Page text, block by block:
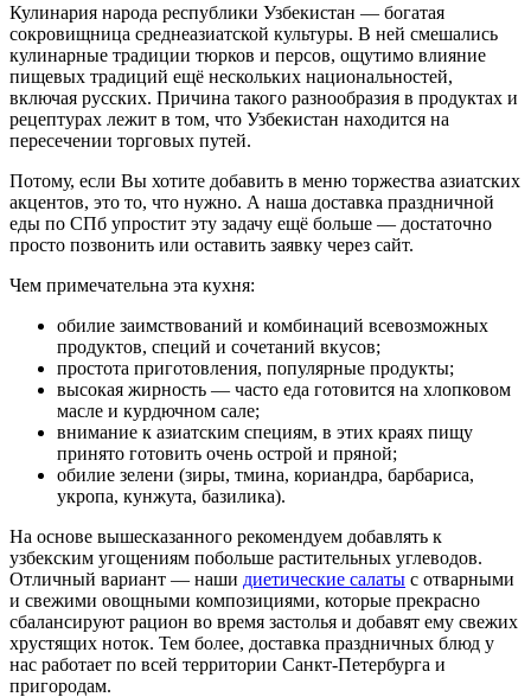
Кулинария народа республики Узбекистан — богатая
сокровищница среднеазиатской культуры. В ней смешались
кулинарные традиции тюрков и персов, ощутимо влияние
пищевых традиций ещё нескольких национальностей,
включая русских. Причина такого разнообразия в продуктах и
рецептурах лежит в том, что Узбекистан находится на
пересечении торговых путей.
Потому, если Вы хотите добавить в меню торжества азиатских
акцентов, это то, что нужно. А наша доставка праздничной
еды по СПб упростит эту задачу ещё больше — достаточно
просто позвонить или оставить заявку через сайт.
Чем примечательна эта кухня:
обилие заимствований и комбинаций всевозможных
продуктов, специй и сочетаний вкусов;
простота приготовления, популярные продукты;
высокая жирность — часто еда готовится на хлопковом
масле и курдючном сале;
внимание к азиатским специям, в этих краях пищу
принято готовить очень острой и пряной;
обилие зелени (зиры, тмина, кориандра, барбариса,
укропа, кунжута, базилика).
На основе вышесказанного рекомендуем добавлять к
узбекским угощениям побольше растительных углеводов.
Отличный вариант — наши диетические салаты с отварными
и свежими овощными композициями, которые прекрасно
сбалансируют рацион во время застолья и добавят ему свежих
хрустящих ноток. Тем более, доставка праздничных блюд у
нас работает по всей территории Санкт-Петербурга и
пригородам.